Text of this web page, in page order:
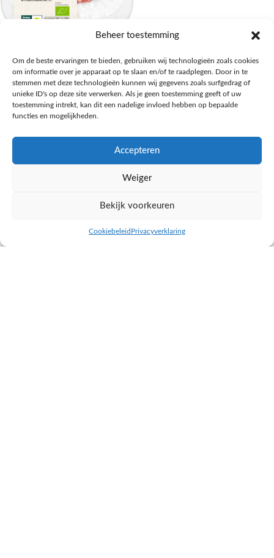
Beheer toestemming
Om de beste ervaringen te bieden, gebruiken wij technologieën zoals cookies
om informatie over je apparaat op te slaan en/of te raadplegen. Door in te
stemmen met deze technologieën kunnen wij gegevens zoals surfgedrag of
unieke ID's op deze site verwerken. Als je geen toestemming geeft of uw
toestemming intrekt, kan dit een nadelige invloed hebben op bepaalde
functies en mogelijkheden.
Accepteren
Weiger
Bekijk voorkeuren
Cookiebeleid Privacyverklaring
AH Biologisch Ultimate beefburger
Vlees, kip, vis, vega
€2,75
NAAR AH
AH Biologisch Varkensbraadworst
Vlees, kip, vis, vega
€3,49
NAAR AH